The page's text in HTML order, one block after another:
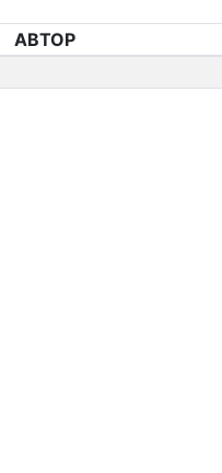
АВТОР